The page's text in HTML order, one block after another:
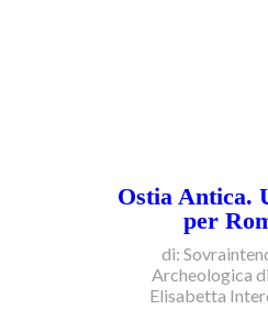
Ostia Antica.
per
di:
Archeologica
Elisabetta